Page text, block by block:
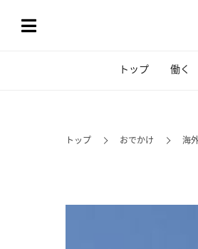
トップ 働く
トップ おでかけ 海